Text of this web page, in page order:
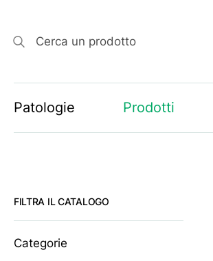
Cerca un prodotto
Patologie Prodotti
FILTRA IL CATALOGO
Categorie